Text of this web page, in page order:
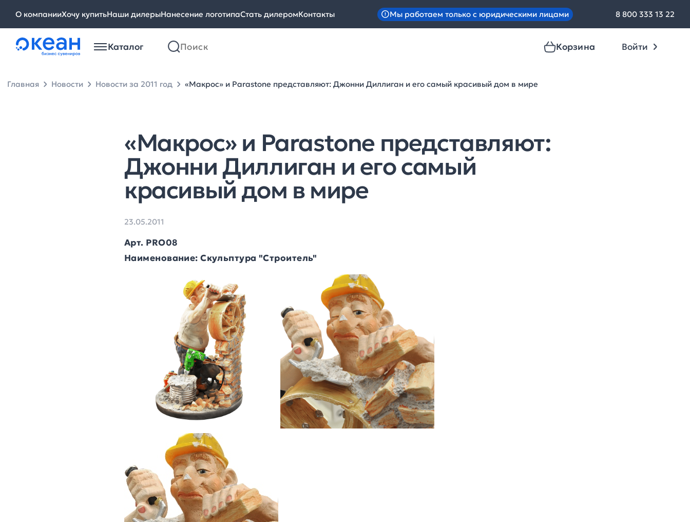
О компанииХочу купитьНаши дилерыНанесение логотипаСтать дилеромКонтакты Мы работаем только с юридическими лицами 8 800 333 13 22
Каталог Корзина Войти
Главная Новости Новости за 2011 год «Макрос» и Parastone представляют: Джонни Диллиган и его самый красивый дом в мире
«Макрос» и Parastone представляют:
Джонни Диллиган и его самый
красивый дом в мире
23.05.2011
Арт. PRO08
Наименование: Скульптура "Строитель"